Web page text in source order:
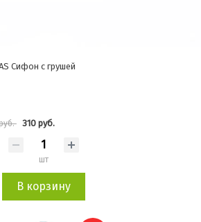
Сифон с грушей
310 руб.
шт
В корзину